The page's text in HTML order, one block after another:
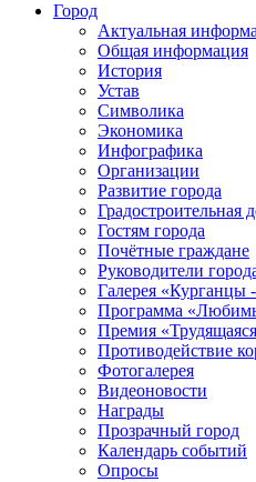
Город
Актуальная
Общая информация
История
Устав
Символика
Экономика
Инфографика
Организации
Развитие города
Градостроительная
Гостям города
Почётные граждане
Руководители
Галерея «Курганцы
Программа
Премия
Противодействие
Фотогалерея
Видеоновости
Награды
Прозрачный город
Календарь событий
Опросы